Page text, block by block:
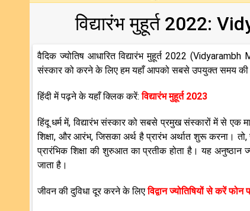
विद्यारंभ मुहूर्त 2022:
वैदिक ज्योतिष आधारित विद्यारंभ मुहूर्त 2022
संस्कार को करने के लिए हम यहाँ आपको सबसे उपयुक्त समय की
हिंदी में पढ़ने के यहाँ क्लिक करें:विद्यारंभ मुहूर्त 2023
हिंदू धर्म में, विद्यारंभ संस्कार को सबसे प्रमुख संस्कारों में से एक
शिक्षा, और आरंभ, जिसका अर्थ है प्रारंभ अर्थात शुरू करना।
प्रारंभिक शिक्षा की शुरुआत का प्रतीक होता है। यह
जाता है।
जीवन की दुविधा दूर करने के लिएविद्वान ज्योतिषियों से करें